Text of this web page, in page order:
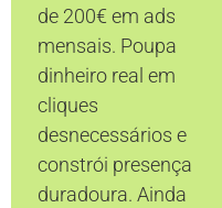
de 200€ em ads
mensais. Poupa
dinheiro real em
cliques
desnecessários e
constrói presença
duradoura. Ainda